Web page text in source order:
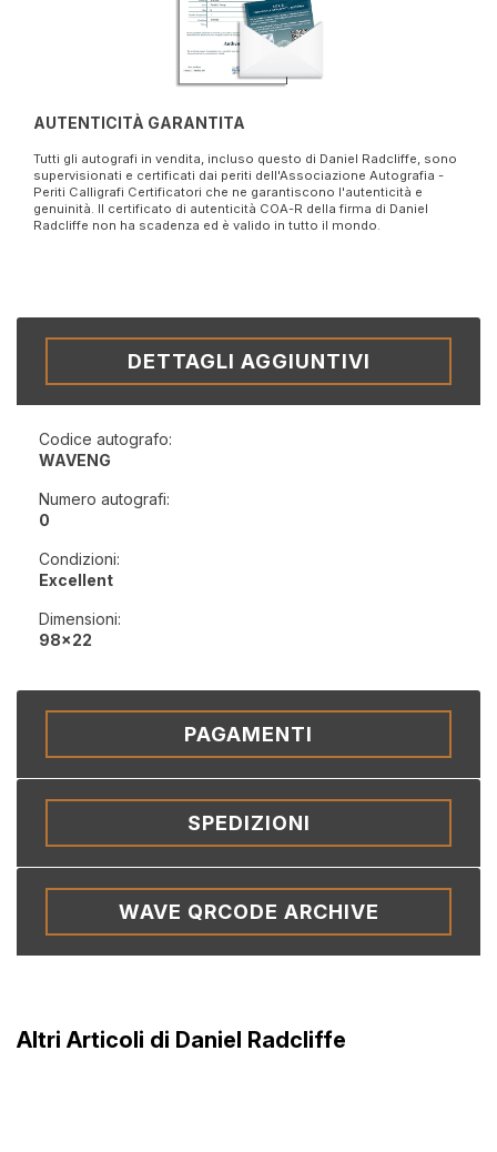
AUTENTICITÀ GARANTITA
Tutti gli autografi in vendita, incluso questo di Daniel Radcliffe, sono
supervisionati e certificati dai periti dell'Associazione Autografia -
Periti Calligrafi Certificatori che ne garantiscono l'autenticità e
genuinità. Il certificato di autenticità COA-R della firma di Daniel
Radcliffe non ha scadenza ed è valido in tutto il mondo.
DETTAGLI AGGIUNTIVI
Codice autografo:
WAVENG
Numero autografi:
0
Condizioni:
Excellent
Dimensioni:
98x22
PAGAMENTI
SPEDIZIONI
WAVE QRCODE ARCHIVE
Altri Articoli di Daniel Radcliffe